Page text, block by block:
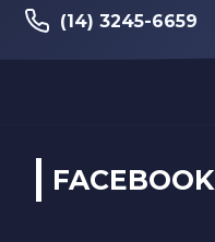
(14) 3245-6659
FACEBOOK